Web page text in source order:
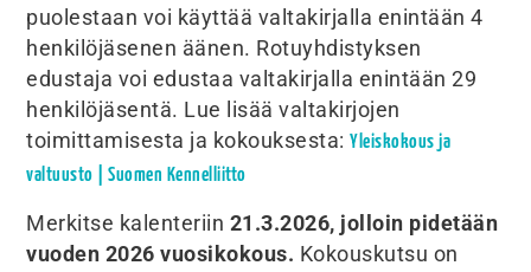
puolestaan voi käyttää valtakirjalla enintään 4
henkilöjäsenen äänen. Rotuyhdistyksen
edustaja voi edustaa valtakirjalla enintään 29
henkilöjäsentä. Lue lisää valtakirjojen
toimittamisesta ja kokouksesta:Yleiskokous ja
valtuusto | Suomen Kennelliitto
Merkitse kalenteriin 21.3.2026, jolloin pidetään
vuoden 2026 vuosikokous. Kokouskutsu on